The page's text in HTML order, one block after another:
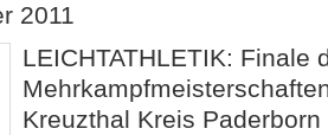
2011
LEICHTATHLETIK: Finale
Kreuzthal Kreis